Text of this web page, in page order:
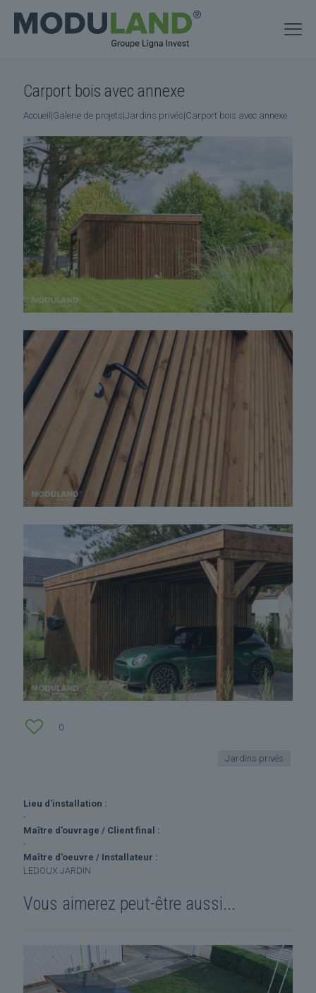
Carport bois avec annexe
Accueil|Galerie de projets|Jardins privés|Carport bois avec annexe
0
Jardins privés
Lieu d'installation :
-
Maître d'ouvrage / Client final :
-
Maître d'oeuvre / Installateur :
LEDOUX JARDIN
Vous aimerez peut-être aussi...